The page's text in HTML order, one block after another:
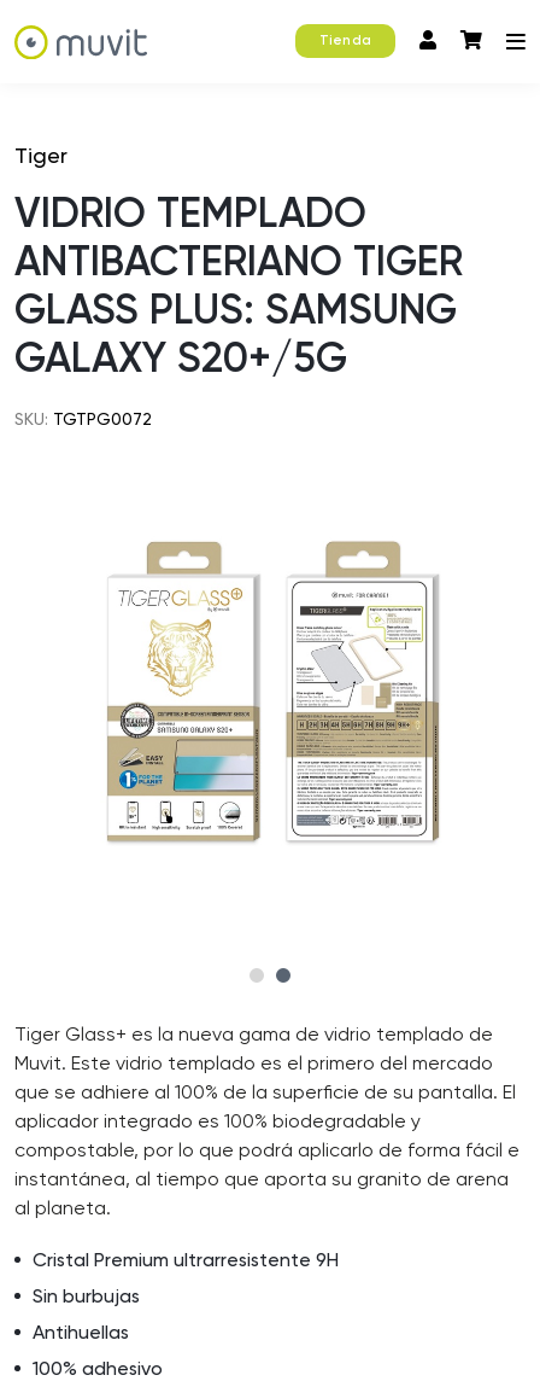
Tienda
Tiger
VIDRIO TEMPLADO
ANTIBACTERIANO TIGER
GLASS PLUS: SAMSUNG
GALAXY S20+/5G
SKU: TGTPG0072
Tiger Glass+ es la nueva gama de vidrio templado de
Muvit. Este vidrio templado es el primero del mercado
que se adhiere al 100% de la superficie de su pantalla. El
aplicador integrado es 100% biodegradable y
compostable, por lo que podrá aplicarlo de forma fácil e
instantánea, al tiempo que aporta su granito de arena
al planeta.
Cristal Premium ultrarresistente 9H
Sin burbujas
Antihuellas
100% adhesivo